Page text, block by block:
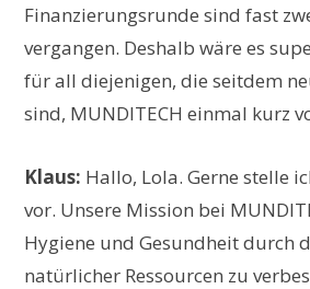
Finanzierungsrunde sind fast
vergangen. Deshalb wäre es
für all diejenigen, die seitdem
sind, MUNDITECH einmal kurz
Klaus: Hallo, Lola. Gerne stelle
vor. Unsere Mission bei
Hygiene und Gesundheit durch
natürlicher Ressourcen zu